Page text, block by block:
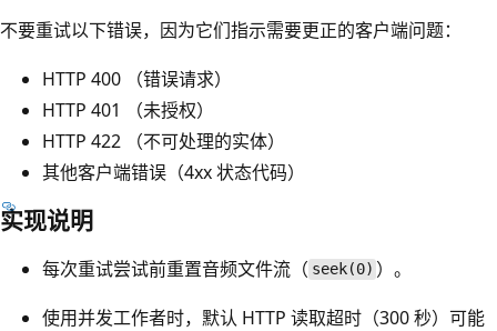
不要重试以下错误，因为它们指示需要更正的客户端问题：
HTTP 400 （错误请求）
HTTP 401 （未授权）
HTTP 422 （不可处理的实体）
其他客户端错误（4xx 状态代码）
实现说明
每次重试尝试前重置音频文件流（ seek(0) ）。
使用并发工作者时，默认 HTTP 读取超时（300 秒）可能